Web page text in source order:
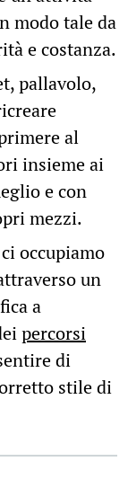
modo tale da
e costanza.
pallavolo,
al
insieme ai
e con
mezzi.
occupiamo
un
a
percorsi
di
stile di